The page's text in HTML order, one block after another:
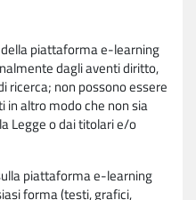
piattaforma e-learning
dagli aventi diritto,
ricerca; non possono essere
in altro modo che non sia
Legge o dai titolari e/o
piattaforma e-learning
forma (testi, grafici,